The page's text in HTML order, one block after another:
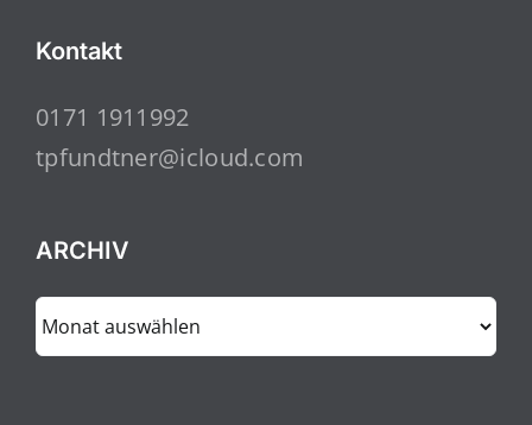
Kontakt
0171 1911992
tpfundtner@icloud.com
ARCHIV
ARCHIV